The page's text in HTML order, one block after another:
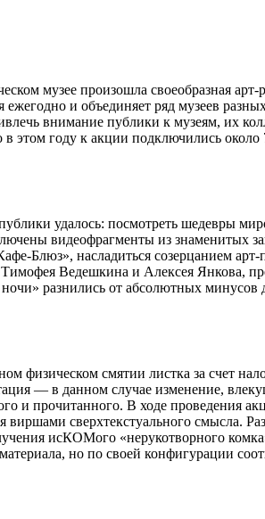
музее про­изо­шла свое­об­раз­ная
и объ­еди­няет ряд музеев
вни­ма­ние пуб­лики к музеям, их
этом году к акции под­клю­чи­лись около
уда­лось: посмот­реть шедевры
видео­фраг­менты из зна­ме­ни­тых
Блюз», насла­диться созер­ца­нием арт-
Ведеш­кина и Алек­сея Янкова,
раз­ни­лись от абсо­лют­ных
физи­че­ском смя­тии листка за счет
— в дан­ном слу­чае изме­не­ние,
и про­чи­тан­ного. В ходе про­ве­де­ния
сверх­тек­сту­аль­ного смысла.
исКО­Мого «неру­ко­твор­ного
но по своей кон­фи­гу­ра­ции